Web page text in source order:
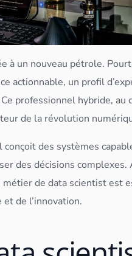
à un nouveau pétrole.
actionnable, un profil
Ce professionnel hybride, au
de la révolution
conçoit des systèmes
des décisions
métier dedata scientistest
et de l’innovation.